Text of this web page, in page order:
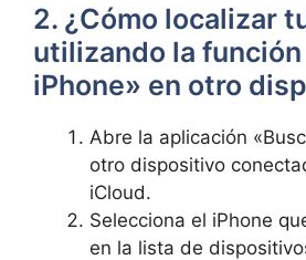
2. ¿Cómo localizar
utilizando la función⁢
iPhone» en otro
Abre la aplicación
otro dispositivo‍
iCloud.
Selecciona el iPhone
⁣en ‌la‌ lista de